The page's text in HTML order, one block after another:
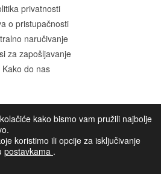
privatnosti
o pristupačnosti
naručivanje
za zapošljavanje
Kako do nas
"Vrapče". Sva prava zadržana.
Devexus
kako bismo vam pružili najbolje
koristimo ili opcije za isključivanje
postavkama .